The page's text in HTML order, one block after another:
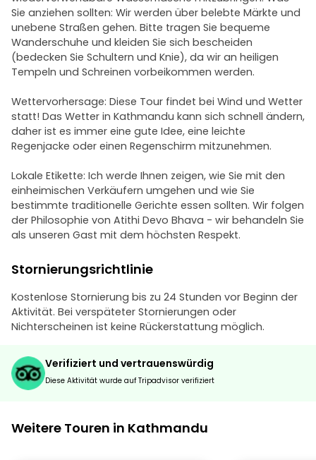
Sie anziehen sollten: Wir werden über belebte Märkte und
unebene Straßen gehen. Bitte tragen Sie bequeme
Wanderschuhe und kleiden Sie sich bescheiden
(bedecken Sie Schultern und Knie), da wir an heiligen
Tempeln und Schreinen vorbeikommen werden.
Wettervorhersage: Diese Tour findet bei Wind und Wetter
statt! Das Wetter in Kathmandu kann sich schnell ändern,
daher ist es immer eine gute Idee, eine leichte
Regenjacke oder einen Regenschirm mitzunehmen.
Lokale Etikette: Ich werde Ihnen zeigen, wie Sie mit den
einheimischen Verkäufern umgehen und wie Sie
bestimmte traditionelle Gerichte essen sollten. Wir folgen
der Philosophie von Atithi Devo Bhava - wir behandeln Sie
als unseren Gast mit dem höchsten Respekt.
Stornierungsrichtlinie
Kostenlose Stornierung bis zu 24 Stunden vor Beginn der
Aktivität. Bei verspäteter Stornierungen oder
Nichterscheinen ist keine Rückerstattung möglich.
Verifiziert und vertrauenswürdig
Diese Aktivität wurde auf Tripadvisor verifiziert
Weitere Touren in Kathmandu